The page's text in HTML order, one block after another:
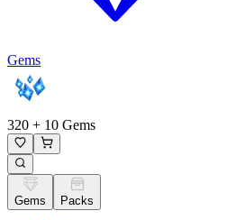
Gems
320 + 10 Gems
Gems Packs